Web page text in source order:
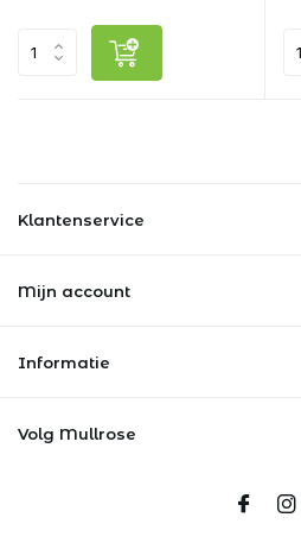
Klantenservice
Mijn account
Informatie
Volg Mullrose